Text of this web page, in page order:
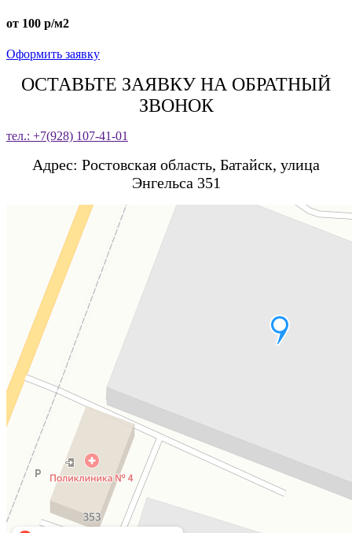
от 100 р/м2
Оформить заявку
ОСТАВЬТЕ ЗАЯВКУ НА ОБРАТНЫЙ
ЗВОНОК
тел.: +7(928) 107-41-01
Адрес: Ростовская область, Батайск, улица
Энгельса 351